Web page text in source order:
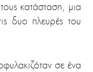
κατάσταση, μια
δυο πλευρές του
σε ένα